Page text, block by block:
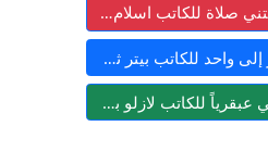
18- كتاب كتاب فاتتني صلاة للكاتب اسلام جمال
19- كتاب من صفر إلى واحد للكاتب بيتر ثييل
20- كتاب كيف تربي عبقرياً للكاتب لازلو بولغار